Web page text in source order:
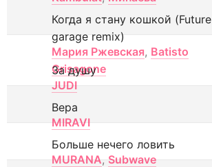
Когда я стану кошкой (Future
garage remix)
Мария Ржевская, Batisto
Grisagone
За душу
JUDI
Вера
MIRAVI
Больше нечего ловить
MURANA, Subwave